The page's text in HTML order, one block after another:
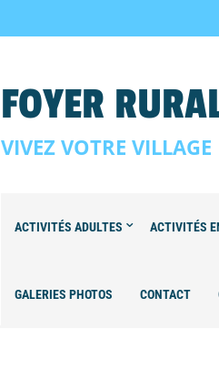
FOYER
VIVEZ VOTRE VILLAGE
ACTIVITÉS ADULTES ACTIVITÉS
GALERIES PHOTOS CONTACT